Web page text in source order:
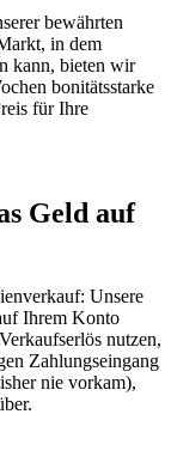
bewährten
in dem
kann, bieten wir
bonitätsstarke
für Ihre
Geld auf
Unsere
Ihrem Konto
nutzen,
Zahlungseingang
nie vorkam),